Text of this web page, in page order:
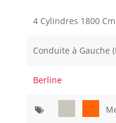
4 Cylindres 1800
Conduite à Gauche
Berline